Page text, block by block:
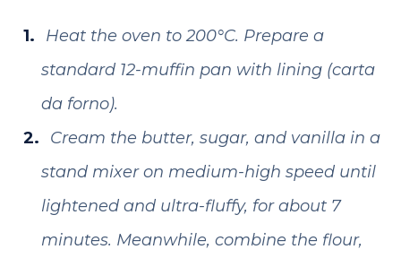
Heat the oven to 200°C. Prepare a
standard 12-muffin pan with lining (carta
da forno).
Cream the butter, sugar, and vanilla in a
stand mixer on medium-high speed until
lightened and ultra-fluffy, for about 7
minutes. Meanwhile, combine the flour,